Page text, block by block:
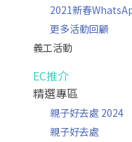
2021新春
更多活動回顧
義工活動
EC推介
精選專區
親子好去處 2024
親子好去處